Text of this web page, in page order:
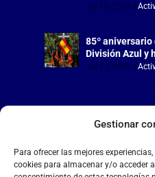
Gestionar
Para ofrecer las mejores
cookies para almacenar y/o acceder
Jul 18, 2026
85º
División Azul y
Jul 15, 2026
LA FALANGE